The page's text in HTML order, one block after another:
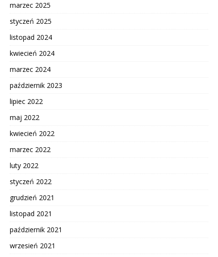
marzec 2025
styczeń 2025
listopad 2024
kwiecień 2024
marzec 2024
październik 2023
lipiec 2022
maj 2022
kwiecień 2022
marzec 2022
luty 2022
styczeń 2022
grudzień 2021
listopad 2021
październik 2021
wrzesień 2021